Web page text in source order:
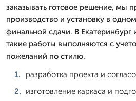
заказывать готовое решение, мы
производство и установку в
финальной сдачи. В Екатеринбург
такие работы выполняются с
пожеланий по стилю.
разработка проекта и
изготовление каркаса и